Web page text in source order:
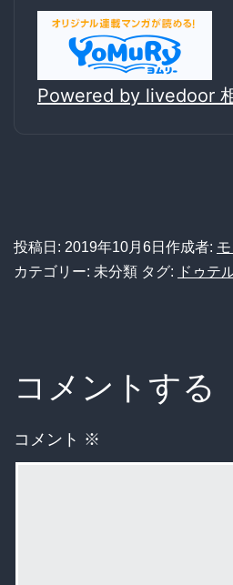
Powered by livedoor
投稿日: 2019年10月6日 作成者:
カテゴリー: 未分類 タグ: ドゥテ
コメントする
コメント ※